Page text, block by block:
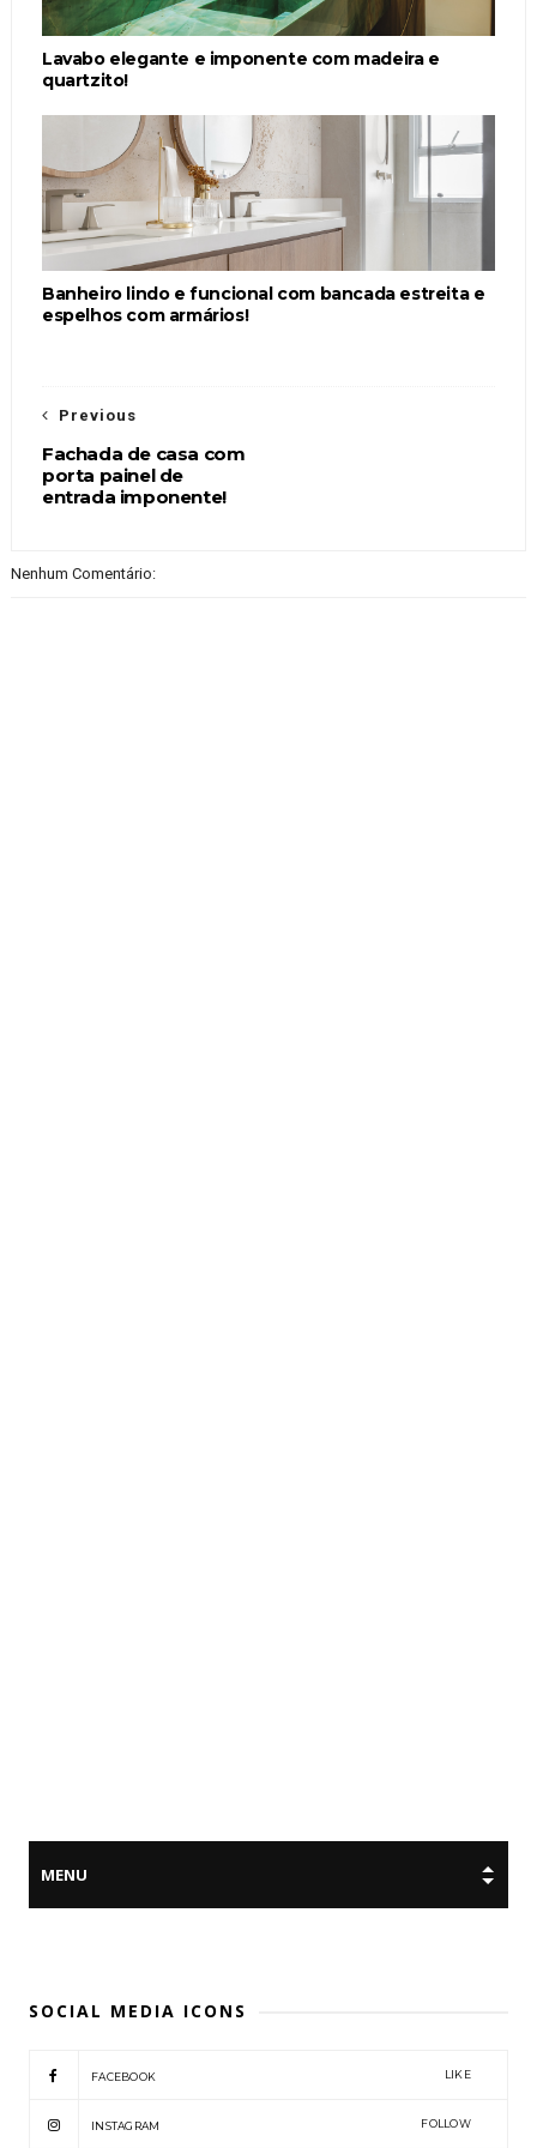
Lavabo elegante e imponente com madeira e
quartzito!
Banheiro lindo e funcional com bancada estreita e
espelhos com armários!
Previous
Fachada de casa com
porta painel de
entrada imponente!
Nenhum Comentário:
SOCIAL MEDIA ICONS
FACEBOOK LIKE
INSTAGRAM FOLLOW